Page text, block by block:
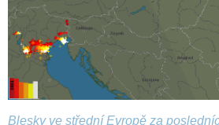
Blesky ve střední Evropě za